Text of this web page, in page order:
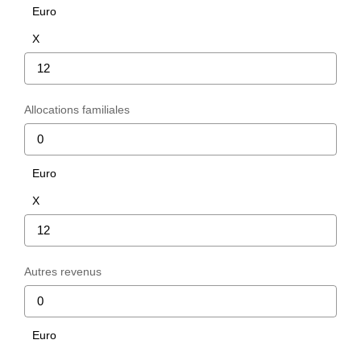
Euro
X
Allocations familiales
Euro
X
Autres revenus
Euro